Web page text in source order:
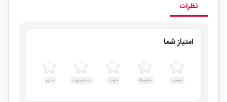
نظرات
امتیاز شما
ضعیف متوسط خوب بسیار خوب عالی